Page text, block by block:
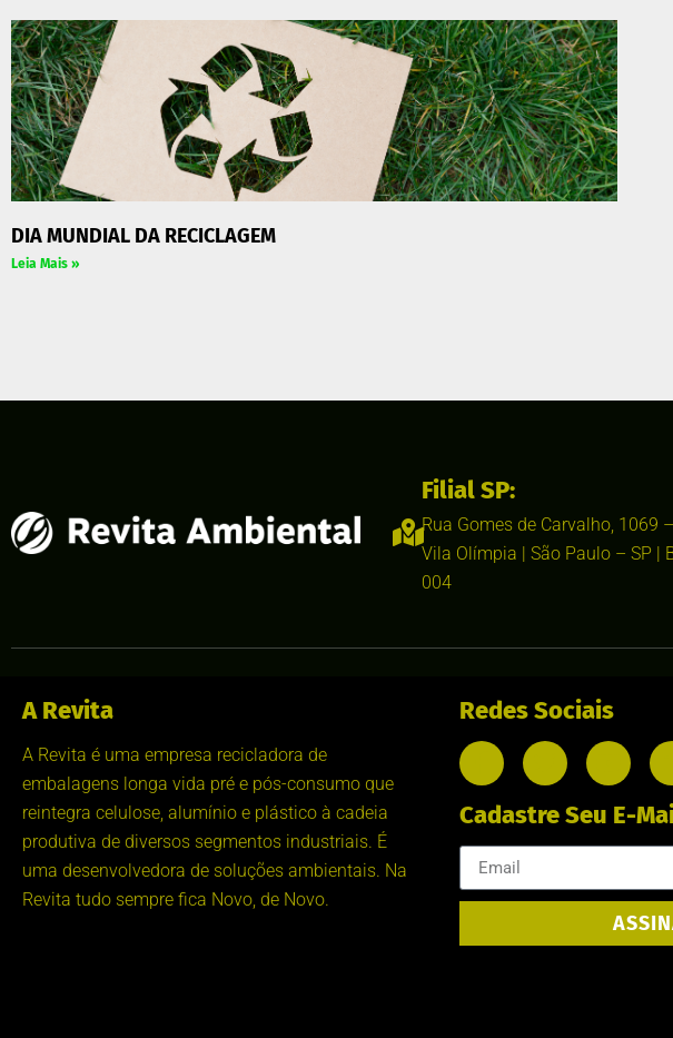
DIA MUNDIAL DA RECICLAGEM
Leia Mais »
Filial SP:
Rua Gomes de Carvalho, 1069
Vila Olímpia | São Paulo – SP |
004
A Revita
A Revita é uma empresa recicladora de
embalagens longa vida pré e pós-consumo que
reintegra celulose, alumínio e plástico à cadeia
produtiva de diversos segmentos industriais. É
uma desenvolvedora de soluções ambientais. Na
Revita tudo sempre fica Novo, de Novo.
Redes Sociais
Cadastre Seu E-